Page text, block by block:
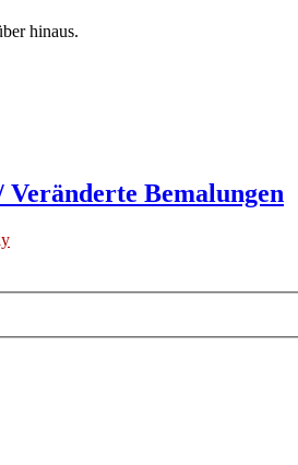
hinaus.
Veränderte Bemalungen